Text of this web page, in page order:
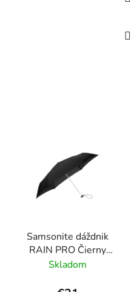
Samsonite dáždnik
RAIN PRO Čierny
skladací manuálny
Skladom